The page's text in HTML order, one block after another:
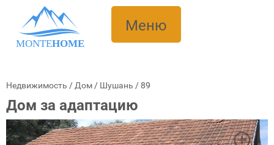
MONTEHOME
Меню
Недвижимость / Дом / Шушань /89
Дом за адаптацию